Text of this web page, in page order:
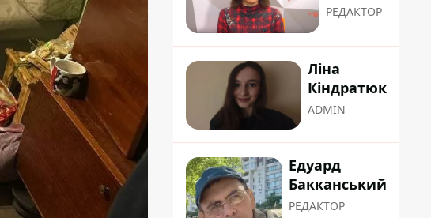
РЕДАКТОР
Ліна
Кіндратюк
ADMIN
Едуард
Бакканський
РЕДАКТОР